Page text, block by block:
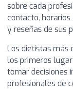
sobre cada
contacto, horarios
y reseñas de sus
Los dietistas más
los primeros
tomar decisiones
profesionales de